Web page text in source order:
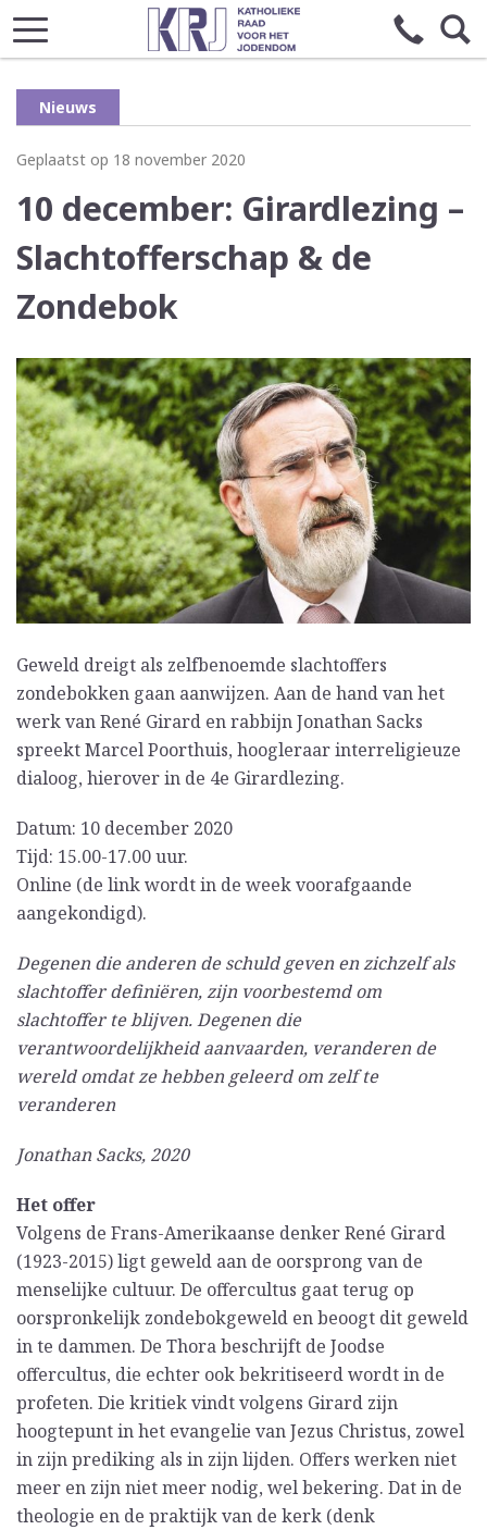
Nieuws
Geplaatst op 18 november 2020
10 december: Girardlezing –
Slachtofferschap & de
Zondebok
Geweld dreigt als zelfbenoemde slachtoffers
zondebokken gaan aanwijzen. Aan de hand van het
werk van René Girard en rabbijn Jonathan Sacks
spreekt Marcel Poorthuis, hoogleraar interreligieuze
dialoog, hierover in de 4e Girardlezing.
Datum: 10 december 2020
Tijd: 15.00-17.00 uur.
Online (de link wordt in de week voorafgaande
aangekondigd).
Degenen die anderen de schuld geven en zichzelf als
slachtoffer definiëren, zijn voorbestemd om
slachtoffer te blijven. Degenen die
verantwoordelijkheid aanvaarden, veranderen de
wereld omdat ze hebben geleerd om zelf te
veranderen
Jonathan Sacks, 2020
Het offer
Volgens de Frans-Amerikaanse denker René Girard
(1923-2015) ligt geweld aan de oorsprong van de
menselijke cultuur. De offercultus gaat terug op
oorspronkelijk zondebokgeweld en beoogt dit geweld
in te dammen. De Thora beschrijft de Joodse
offercultus, die echter ook bekritiseerd wordt in de
profeten. Die kritiek vindt volgens Girard zijn
hoogtepunt in het evangelie van Jezus Christus, zowel
in zijn prediking als in zijn lijden. Offers werken niet
meer en zijn niet meer nodig, wel bekering. Dat in de
theologie en de praktijk van de kerk (denk